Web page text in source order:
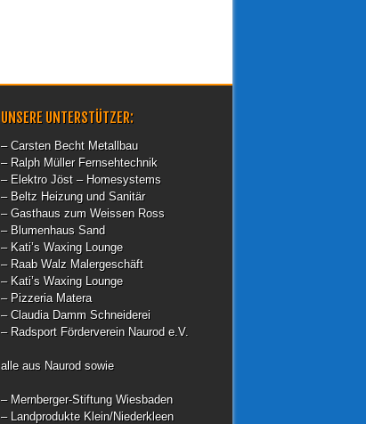
UNSERE UNTERSTÜTZER:
– Carsten Becht Metallbau
– Ralph Müller Fernsehtechnik
– Elektro Jöst – Homesystems
– Beltz Heizung und Sanitär
– Gasthaus zum Weissen Ross
– Blumenhaus Sand
– Kati’s Waxing Lounge
– Raab Walz Malergeschäft
– Kati’s Waxing Lounge
– Pizzeria Matera
– Claudia Damm Schneiderei
– Radsport Förderverein Naurod e.V.
alle aus Naurod sowie
– Mernberger-Stiftung Wiesbaden
– Landprodukte Klein/Niederkleen